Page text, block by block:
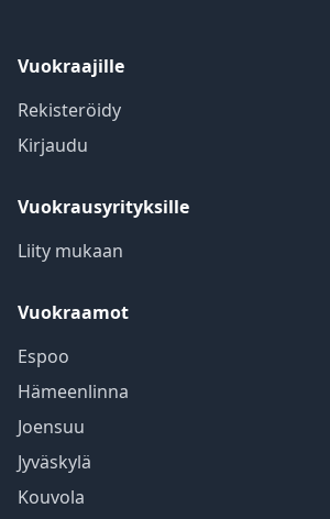
Vuokraajille
Rekisteröidy
Kirjaudu
Vuokrausyrityksille
Liity mukaan
Vuokraamot
Espoo
Hämeenlinna
Joensuu
Jyväskylä
Kouvola